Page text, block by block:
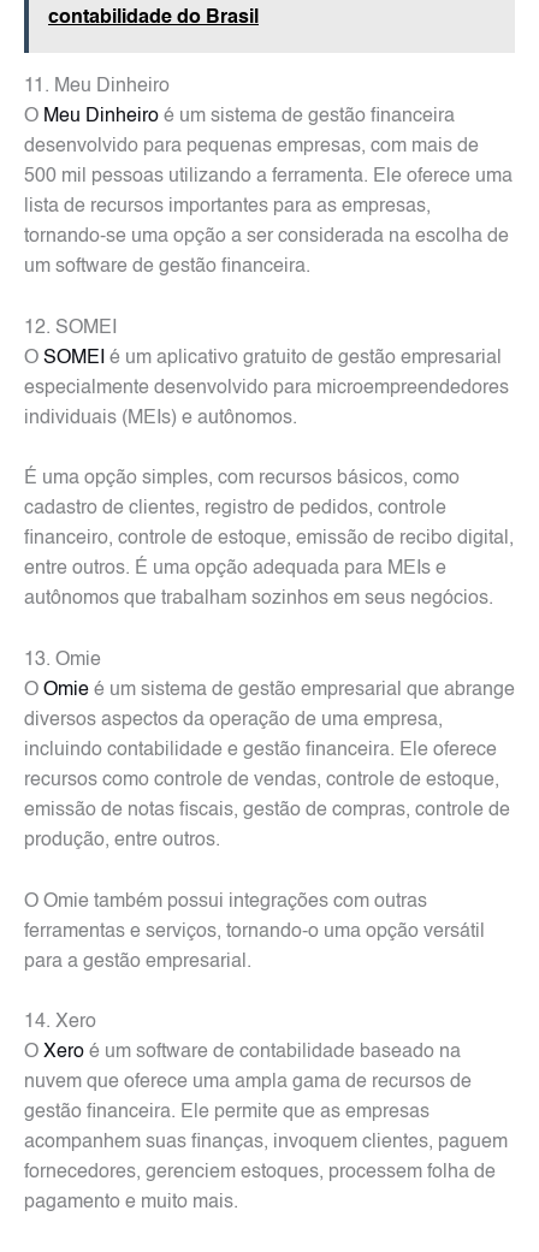
contabilidade do Brasil
11. Meu Dinheiro
O Meu Dinheiro é um sistema de gestão financeira
desenvolvido para pequenas empresas, com mais de
500 mil pessoas utilizando a ferramenta. Ele oferece uma
lista de recursos importantes para as empresas,
tornando-se uma opção a ser considerada na escolha de
um software de gestão financeira.
12. SOMEI
O SOMEI é um aplicativo gratuito de gestão empresarial
especialmente desenvolvido para microempreendedores
individuais (MEIs) e autônomos.
É uma opção simples, com recursos básicos, como
cadastro de clientes, registro de pedidos, controle
financeiro, controle de estoque, emissão de recibo digital,
entre outros. É uma opção adequada para MEIs e
autônomos que trabalham sozinhos em seus negócios.
13. Omie
O Omie é um sistema de gestão empresarial que abrange
diversos aspectos da operação de uma empresa,
incluindo contabilidade e gestão financeira. Ele oferece
recursos como controle de vendas, controle de estoque,
emissão de notas fiscais, gestão de compras, controle de
produção, entre outros.
O Omie também possui integrações com outras
ferramentas e serviços, tornando-o uma opção versátil
para a gestão empresarial.
14. Xero
O Xero é um software de contabilidade baseado na
nuvem que oferece uma ampla gama de recursos de
gestão financeira. Ele permite que as empresas
acompanhem suas finanças, invoquem clientes, paguem
fornecedores, gerenciem estoques, processem folha de
pagamento e muito mais.